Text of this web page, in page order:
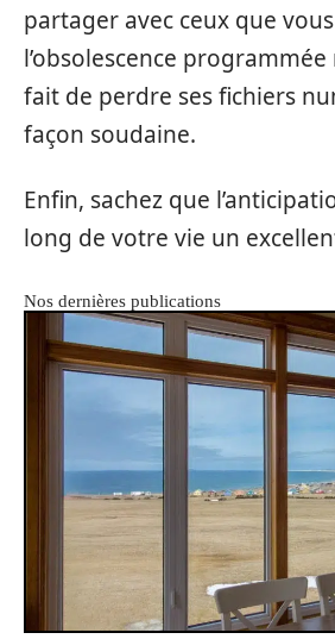
partager avec ceux que
l’obsolescence
fait de perdre ses fichiers
façon soudaine.
Enfin, sachez que
long de votre vie un
Nos dernières publications